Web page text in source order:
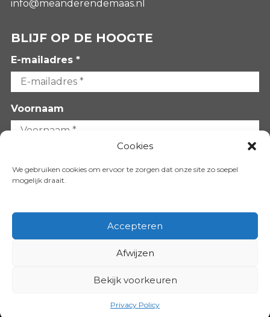
Cookies
We gebruiken cookies om ervoor te zorgen dat onze site zo soepel
mogelijk draait.
Accepteren
Afwijzen
Bekijk voorkeuren
Privacy Policy
info@meanderendemaas.nl
BLIJF OP DE HOOGTE
E-mailadres *
Voornaam
VOLG ONS OP: